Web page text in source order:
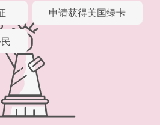
申请获得美国绿卡